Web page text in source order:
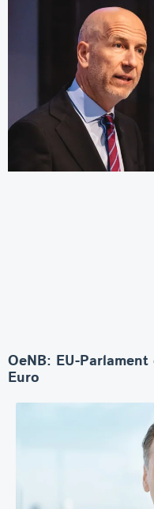
OeNB: EU-
Euro